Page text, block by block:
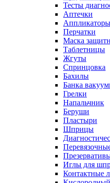
Тесты
Аптечки
Аппликаторы
Перчатки
Маска
Таблетницы
Жгуты
Спринцовка
Бахилы
Банка
Грелки
Напальчник
Беруши
Пластыри
Шприцы
Иглы для
Контактные